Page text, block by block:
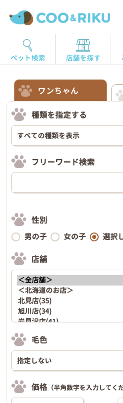
ペット検索 店舗を探す
ワンちゃん
種類を指定する
フリーワード検索
性別
男の子 女の子 選択
店舗
毛色
価格 （半角数字を入力してく